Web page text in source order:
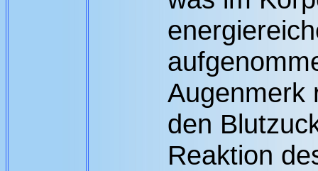
Augenmerk
den
Reaktion